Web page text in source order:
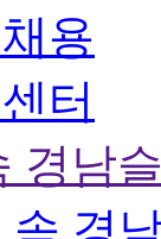
용
터
경남